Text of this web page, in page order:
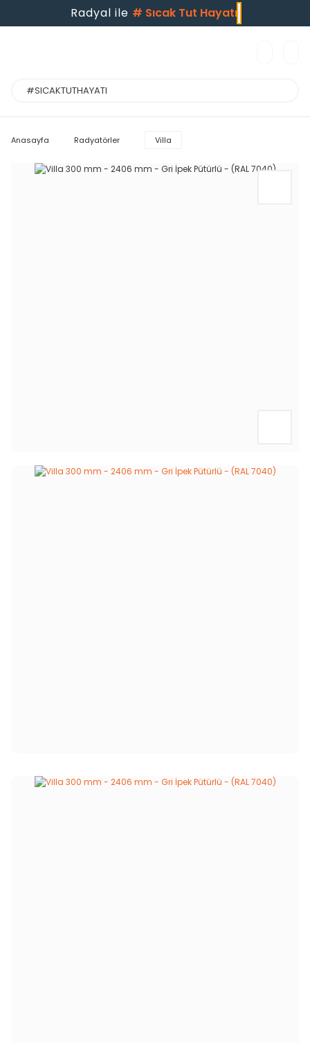
Radyal ile # Sıcak Tut Hayatı
Anasayfa Radyatörler Villa